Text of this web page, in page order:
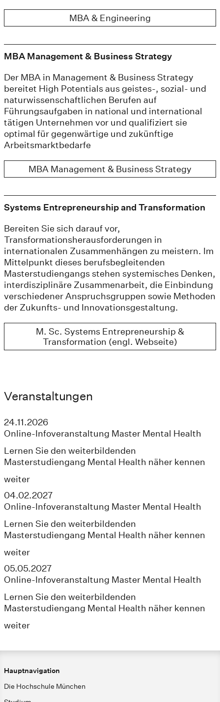
MBA & Engineering
MBA Management & Business Strategy
Der MBA in Management & Business Strategy
bereitet High Potentials aus geistes-, sozial- und
naturwissenschaftlichen Berufen auf
Führungsaufgaben in national und international
tätigen Unternehmen vor und qualifiziert sie
optimal für gegenwärtige und zukünftige
Arbeitsmarktbedarfe
MBA Management & Business Strategy
Systems Entrepreneurship and Transformation
Bereiten Sie sich darauf vor,
Transformationsherausforderungen in
internationalen Zusammenhängen zu meistern. Im
Mittelpunkt dieses berufsbegleitenden
Masterstudiengangs stehen systemisches Denken,
interdisziplinäre Zusammenarbeit, die Einbindung
verschiedener Anspruchsgruppen sowie Methoden
der Zukunfts- und Innovationsgestaltung.
M. Sc. Systems Entrepreneurship &
Transformation (engl. Webseite)
Veranstaltungen
24.11.2026
Online-Infoveranstaltung Master Mental Health
Lernen Sie den weiterbildenden
Masterstudiengang Mental Health näher kennen
weiter
04.02.2027
Online-Infoveranstaltung Master Mental Health
Lernen Sie den weiterbildenden
Masterstudiengang Mental Health näher kennen
weiter
05.05.2027
Online-Infoveranstaltung Master Mental Health
Lernen Sie den weiterbildenden
Masterstudiengang Mental Health näher kennen
weiter
Hauptnavigation
Die Hochschule München